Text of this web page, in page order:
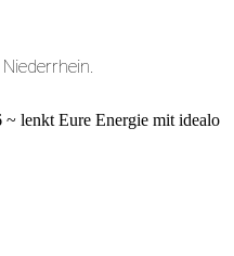
~ lenkt Eure Energie mit idealo